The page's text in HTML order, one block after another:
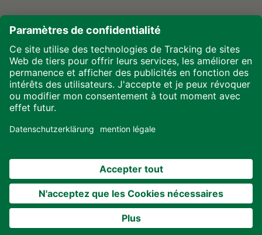
Choisir la langue
Mentions légales
Téléchargements
Cookies
© 2026 ALHO Systembau – Une entreprise du groupe
ALHO